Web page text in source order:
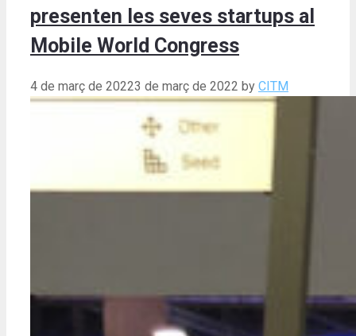
presenten les seves startups al
Mobile World Congress
4 de març de 20223 de març de 2022 by CITM